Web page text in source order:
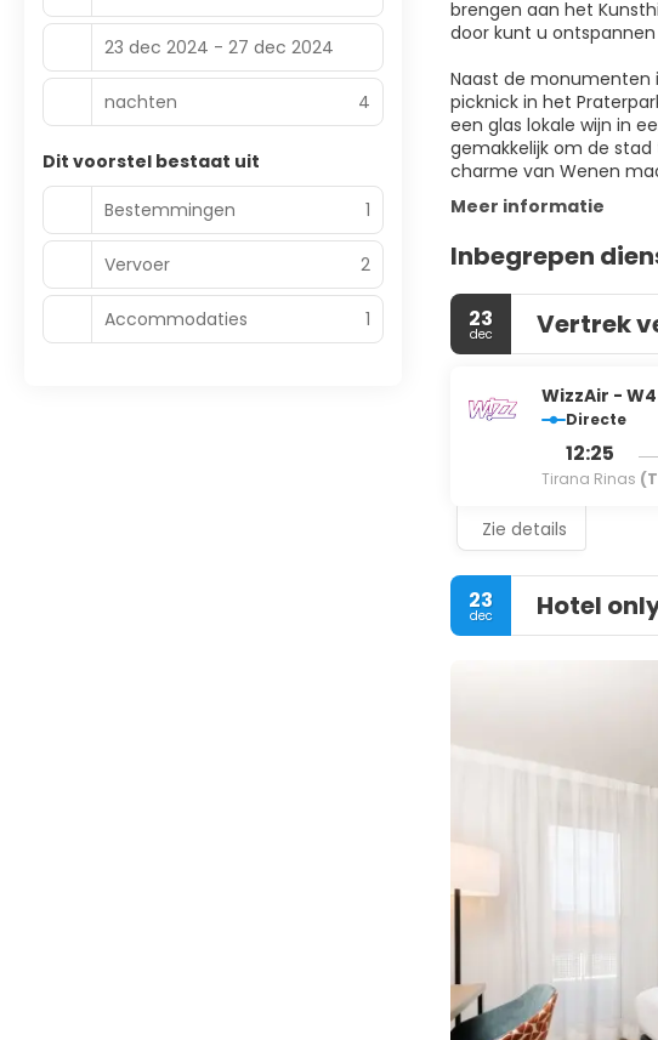
brengen aan het
door kunt u
Naast de monumenten
picknick in het
een glas lokale wijn in
gemakkelijk om de
charme van Wenen
Meer informatie
Inbegrepen
23
dec Vertrek
WizzAir -
Directe
12:25
Tirana Rinas
Zie details
23
dec Hotel
23 dec 2024 - 27 dec 2024
nachten 4
Dit voorstel bestaat uit
Bestemmingen
1
Vervoer 2
Accommodaties 1